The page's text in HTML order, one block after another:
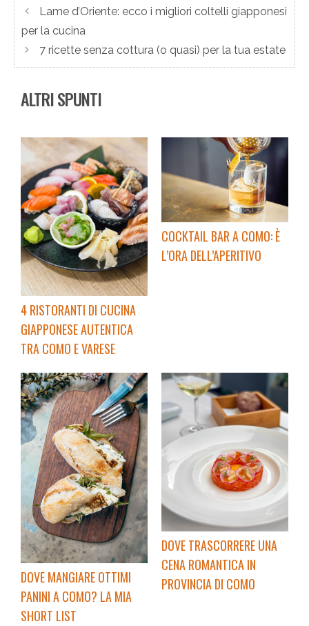
Lame d’Oriente: ecco i migliori coltelli giapponesi
per la cucina
7 ricette senza cottura (o quasi) per la tua estate
ALTRI SPUNTI
4 RISTORANTI DI CUCINA
GIAPPONESE AUTENTICA
TRA COMO E VARESE
COCKTAIL BAR A COMO: È
L’ORA DELL’APERITIVO
DOVE MANGIARE OTTIMI
PANINI A COMO? LA MIA
SHORT LIST
DOVE TRASCORRERE UNA
CENA ROMANTICA IN
PROVINCIA DI COMO